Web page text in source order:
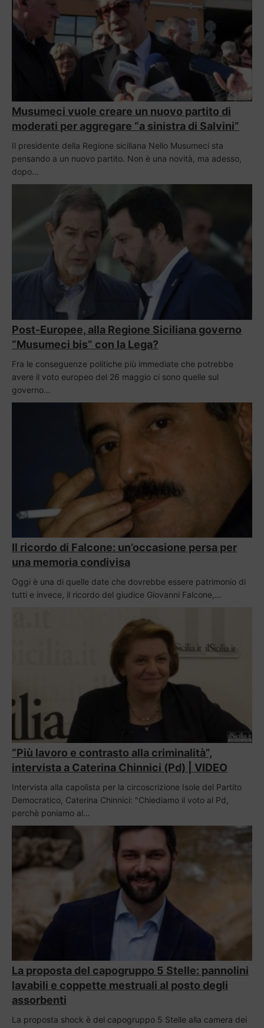
Musumeci vuole creare un nuovo partito di
moderati per aggregare “a sinistra di Salvini”
Il presidente della Regione siciliana Nello Musumeci sta
pensando a un nuovo partito. Non è una novità, ma adesso,
dopo…
Post-Europee, alla Regione Siciliana governo
“Musumeci bis” con la Lega?
Fra le conseguenze politiche più immediate che potrebbe
avere il voto europeo del 26 maggio ci sono quelle sul
governo…
Il ricordo di Falcone: un’occasione persa per
una memoria condivisa
Oggi è una di quelle date che dovrebbe essere patrimonio di
tutti e invece, il ricordo del giudice Giovanni Falcone,…
“Più lavoro e contrasto alla criminalità”,
intervista a Caterina Chinnici (Pd) | VIDEO
Intervista alla capolista per la circoscrizione Isole del Partito
Democratico, Caterina Chinnici: "Chiediamo il voto al Pd,
perchè poniamo al…
La proposta del capogruppo 5 Stelle: pannolini
lavabili e coppette mestruali al posto degli
assorbenti
La proposta shock è del capogruppo 5 Stelle alla camera dei